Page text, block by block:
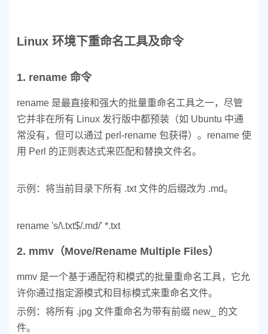
Linux 环境下重命名工具及命令
1. rename 命令
rename 是最直接和强大的批量重命名工具之一，尽管
它并非在所有 Linux 发行版中都预装（如 Ubuntu 中通
常没有，但可以通过 perl-rename 包获得）。rename 使
用 Perl 的正则表达式来匹配和替换文件名。
示例：将当前目录下所有 .txt 文件的后缀改为 .md。
rename 's/\.txt$/.md/' *.txt
2. mmv（Move/Rename Multiple Files）
mmv 是一个基于通配符和模式的批量重命名工具，它允
许你通过指定源模式和目标模式来重命名文件。
示例：将所有 .jpg 文件重命名为带有前缀 new_ 的文
件。